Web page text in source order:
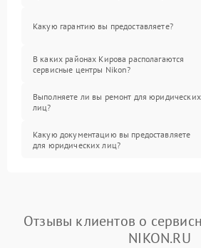
Какую гарантию вы предоставляете?
В каких районах Кирова располагаются
сервисные центры Nikon?
Выполняете ли вы ремонт для юридических
лиц?
Какую документацию вы предоставляете
для юридических лиц?
Отзывы клиентов о
NIKON.RU